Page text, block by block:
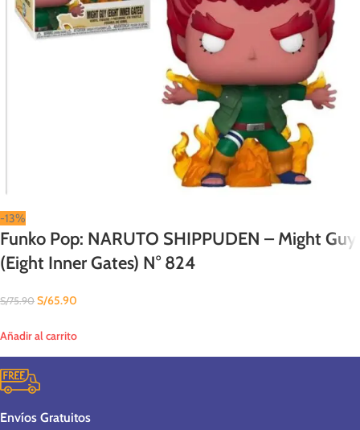
-13%
Funko Pop: NARUTO SHIPPUDEN – Might Guy
(Eight Inner Gates) N° 824
S/75.90 S/65.90
Añadir al carrito
Envíos Gratuitos